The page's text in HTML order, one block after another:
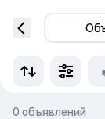
0 объявлений